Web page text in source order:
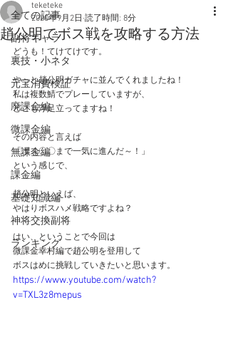
全ての記事
副将キャラ
裏技・小ネタ
元宝消費検証
廃課金編
微課金編
無課金編
課金編
基礎知識編
神将交換副将
ランキング
趙公明でボス戦を攻略する方法
teketeke
2020年9月2日 読了時間: 8分
どうも！てけてけです。
やっと趙公明ガチャに並んでくれましたね！
私は複数鯖でプレーしていますが、
どこも浮足立ってますね！
その内容と言えば
「ボス〇〇まで一気に進んだ～！」
という感じで、
趙公明といえば、
やはりボスハメ戦略ですよね？
はい、ということで今回は
微課金幸村編で趙公明を登用して
ボスはめに挑戦していきたいと思います。
https://www.youtube.com/watch?
v=TXL3z8mepus